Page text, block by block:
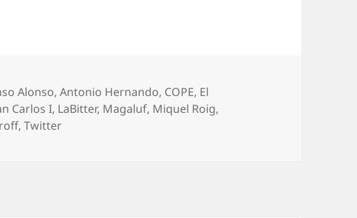
Alonso,Antonio Hernando, COPE, El
Carlos I, LaBitter, Magaluf, Miquel Roig,
,Twitter